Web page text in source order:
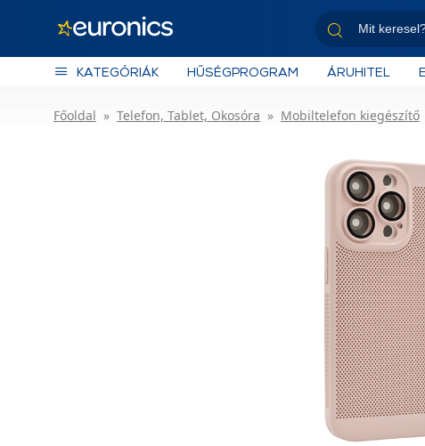
KATEGÓRIÁK HŰSÉGPROGRAM ÁRUHITEL
Főoldal Telefon, Tablet, Okosóra Mobiltelefon kiegészítő